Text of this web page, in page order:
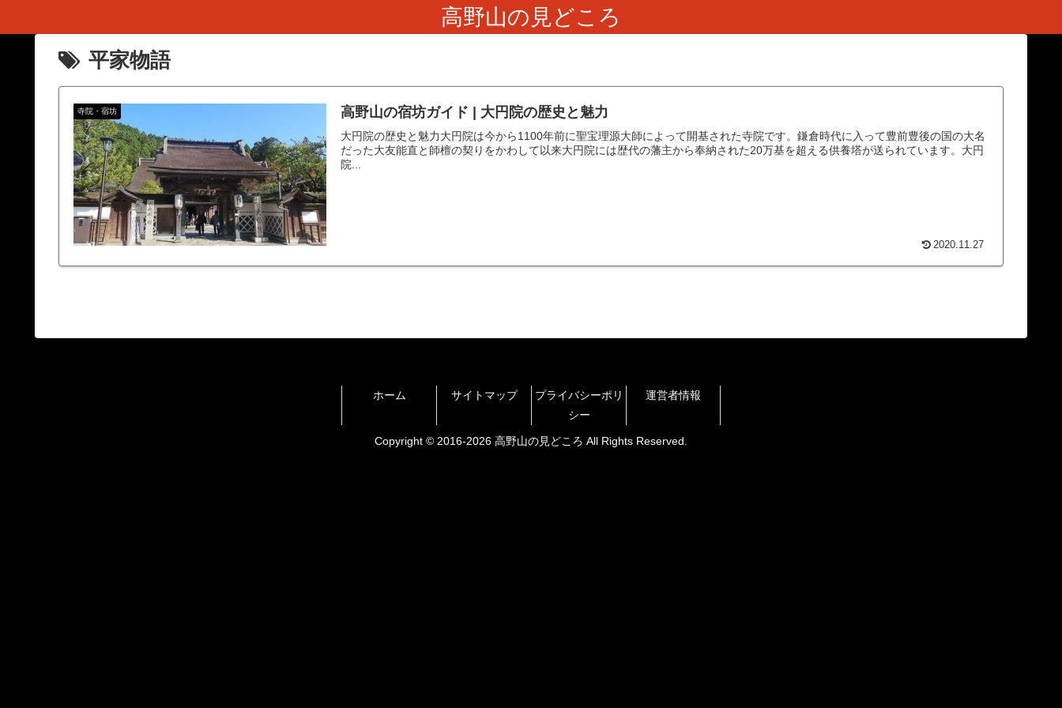
高野山の見どころ
平家物語
寺院・宿坊 高野山の宿坊ガイド | 大円院の歴史と魅力
大円院の歴史と魅力大円院は今から1100年前に聖宝理源大師によって開基された寺院です。鎌倉時代に入って豊前豊後の国の大名
だった大友能直と師檀の契りをかわして以来大円院には歴代の藩主から奉納された20万基を超える供養塔が送られています。大円
院...
2020.11.27
ホーム サイトマップ
プライバシーポリ
シー
運営者情報
Copyright © 2016-2026 高野山の見どころ All Rights Reserved.